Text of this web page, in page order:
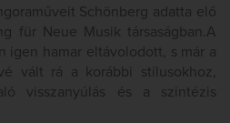
Schönberg adatta elő
für Neue Musik társaságban.A
igen hamar eltávolodott, s már a
vált rá a korábbi stílusokhoz,
visszanyúlás és a szintézis